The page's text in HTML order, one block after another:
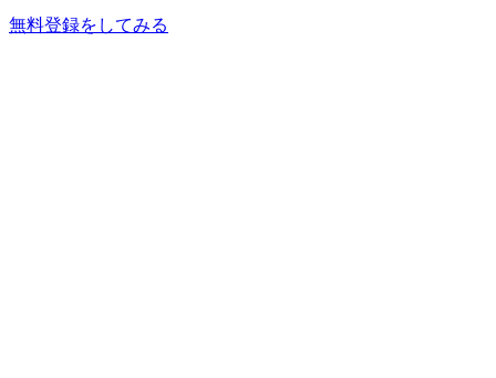
無料登録をしてみる